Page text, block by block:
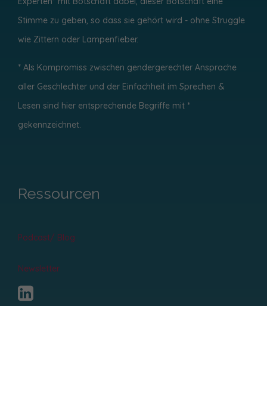
Stimme zu geben, so dass sie gehört wird - ohne Struggle
wie Zittern oder Lampenfieber.
* Als Kompromiss zwischen gendergerechter Ansprache
aller Geschlechter und der Einfachheit im Sprechen &
Lesen sind hier entsprechende Begriffe mit *
gekennzeichnet.
Ressourcen
Podcast/ Blog
Newsletter